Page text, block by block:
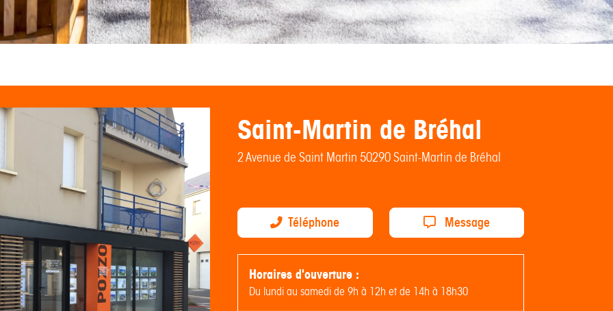
Saint-Martin de Bréhal
2 Avenue de Saint Martin 50290 Saint-Martin de Bréhal
Téléphone Message
Horaires d'ouverture :
Du lundi au samedi de 9h à 12h et de 14h à 18h30